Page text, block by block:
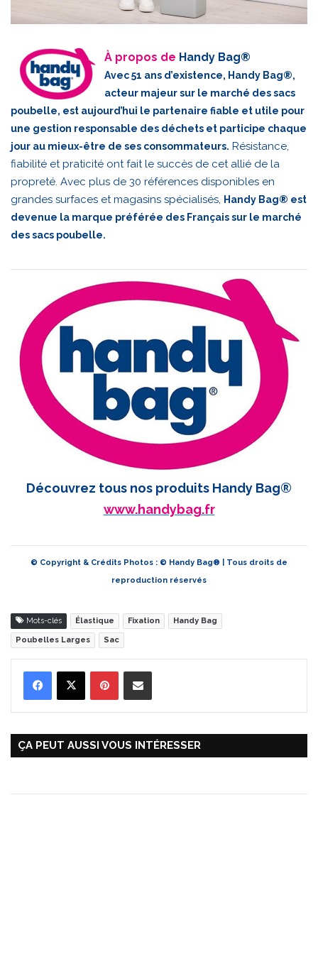
À propos de Handy Bag®
Avec 51 ans d’existence, Handy Bag®,
acteur majeur sur le marché des sacs
poubelle, est aujourd’hui le partenaire fiable et utile pour
une gestion responsable des déchets et participe chaque
jour au mieux-être de ses consommateurs. Résistance,
fiabilité et praticité ont fait le succès de cet allié de la
propreté. Avec plus de 30 références disponibles en
grandes surfaces et magasins spécialisés, Handy Bag® est
devenue la marque préférée des Français sur le marché
des sacs poubelle.
Découvrez tous nos produits Handy Bag®
www.handybag.fr
© Copyright & Crédits Photos : © Handy Bag® | Tous droits de
reproduction réservés
Mots-clés Élastique Fixation Handy Bag
Poubelles Larges Sac
ÇA PEUT AUSSI VOUS INTÉRESSER